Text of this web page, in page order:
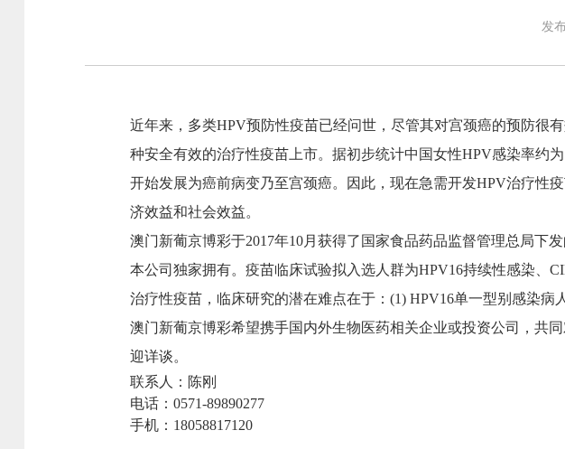
发
近年来，多类HPV预防性疫苗已经问世，尽管其对宫颈癌的预防很
种安全有效的治疗性疫苗上市。据初步统计中国女性HPV感染率约
开始发展为癌前病变乃至宫颈癌。因此，现在急需开发HPV治疗性
济效益和社会效益。
澳门新葡京博彩于2017年10月获得了 国家食品药品监督管理总局下发
本公司独家拥有。疫苗临床试验拟入选人群为HPV16持续性感染、
治疗性疫苗，临床研究的潜在难点在于：(1) HPV16单一型别感染病
澳门新葡京博彩希望携手国内外生物医药相关企业或投资公司，共
迎详谈。
联系人：陈刚
电话：0571-89890277
手机：18058817120